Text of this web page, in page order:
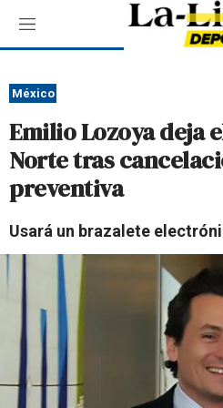
M
e
ú
México
Emilio Lozoya deja
Norte tras
preventiva
Usará un brazalete